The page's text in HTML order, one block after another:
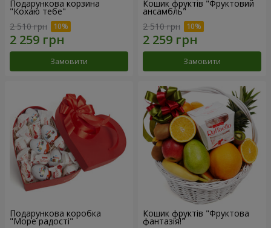
Подарункова корзина
"Кохаю тебе"
2 510 грн
Замовити
Кошик фруктів "Фруктовий
ансамбль"
2 510 грн
Замовити
Подарункова коробка
"Море радості"
Кошик фруктів "Фруктова
фантазія!"